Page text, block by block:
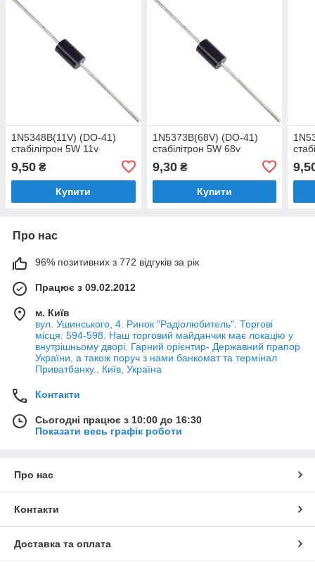
1N5348B(11V) (DO-41)
стабілітрон 5W 11v
9,50 ₴
Купити
1N5373B(68V) (DO-41)
стабілітрон 5W 68v
9,30₴
Купити
Про нас
96% позитивних з 772 відгуків за рік
Працює з 09.02.2012
м. Київ
вул. Ушинського, 4. Ринок "Радіолюбитель". Торгові
місця: 594-598. Наш торговий майданчик має локацію у
внутрішньому дворі. Гарний орієнтир- Державний прапор
України, а також поруч з нами банкомат та термінал
Приватбанку., Київ, Україна
Контакти
Сьогодні працює з 10:00 до 16:30
Показати весь графік роботи
Про нас
Контакти
Доставка та оплата